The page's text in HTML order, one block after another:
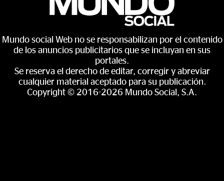
Mundo social Web no se responsabilizan por el contenido
de los anuncios publicitarios que se incluyan en sus
portales.
Se reserva el derecho de editar, corregir y abreviar
cualquier material aceptado para su publicación.
Copyright © 2016-2026 Mundo Social, S.A.